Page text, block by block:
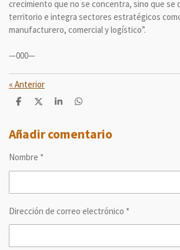
crecimiento que no se concentra, sino que se
territorio e integra sectores estratégicos
manufacturero, comercial y logístico”.
—000—
« Anterior
C
p
a
t
C
p
a
C
p
a
C
p
a
Añadir comentario
Nombre *
Dirección de correo electrónico *